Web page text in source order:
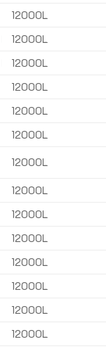
12000L
12000L
12000L
12000L
12000L
12000L
12000L
12000L
12000L
12000L
12000L
12000L
12000L
12000L